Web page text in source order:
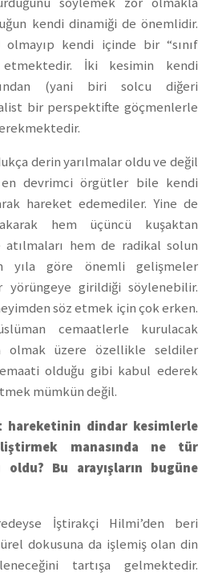
kendi dinamiği de önemlidir.
kendi içinde bir “sınıf
etmektedir. İki kesimin kendi
(yani biri solcu diğeri
bir perspektifte göçmenlerle
derin yarılmalar oldu ve değil
devrimci örgütler bile kendi
hareket edemediler. Yine de
hem üçüncü kuşaktan
atılmaları hem de radikal solun
yıla göre önemli gelişmeler
girildiği söylenebilir.
söz etmek için çok erken.
cemaatlerle kurulacak
olmak üzere özellikle seldiler
olduğu gibi kabul ederek
mümkün değil.
hareketinin dindar kesimlerle
manasında ne tür
oldu? Bu arayışların bugüne
İştirakçi Hilmi’den beri
dokusuna da işlemiş olan din
tartışa gelmektedir.